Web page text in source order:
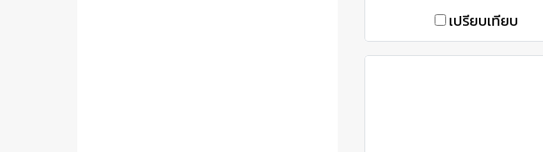
เปรียบเทียบ